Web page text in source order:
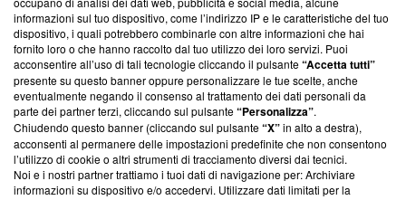
creare news di qualità. Inoltre, afferma la nostra aderenza a
‘Trust Project - News with Integrity’Blasting News non è
ancora membro del programma, ma ha richiesto di farne
parte; Trust Project non ha ancora effettuato una verifica di
conformità agli standard.
Su di noi
Team editoriale
Corporate
informazioni sul tuo dispositivo, come l’indirizzo IP e le caratteristiche del tuo
dispositivo, i quali potrebbero combinarle con altre informazioni che hai
fornito loro o che hanno raccolto dal tuo utilizzo dei loro servizi. Puoi
acconsentire all’uso di tali tecnologie cliccando il pulsante“Accetta tutti”
presente su questo banner oppure personalizzare le tue scelte, anche
eventualmente negando il consenso al trattamento dei dati personali da
parte dei partner terzi, cliccando sul pulsante“Personalizza”.
Chiudendo questo banner (cliccando sul pulsante“X”in alto a destra),
acconsenti al permanere delle impostazioni predefinite che non consentono
l’utilizzo di cookie o altri strumenti di tracciamento diversi dai tecnici.
Noi e i nostri partner trattiamo i tuoi dati di navigazione per: Archiviare
informazioni su dispositivo e/o accedervi. Utilizzare dati limitati per la